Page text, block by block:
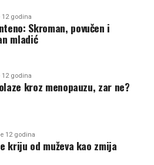
12 godina
Skroman, povučen i
mladić
12 godina
kroz menopauzu, zar ne?
12 godina
kriju od muževa kao zmija